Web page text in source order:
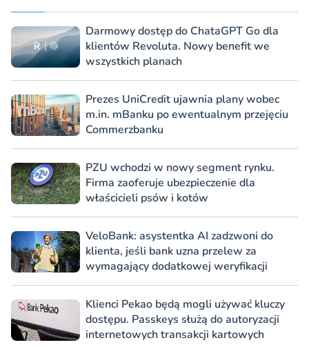
Darmowy dostęp do ChataGPT Go dla
klientów Revoluta. Nowy benefit we
wszystkich planach
Prezes UniCredit ujawnia plany wobec
m.in. mBanku po ewentualnym przejęciu
Commerzbanku
PZU wchodzi w nowy segment rynku.
Firma zaoferuje ubezpieczenie dla
właścicieli psów i kotów
VeloBank: asystentka AI zadzwoni do
klienta, jeśli bank uzna przelew za
wymagający dodatkowej weryfikacji
Klienci Pekao będą mogli używać kluczy
dostępu. Passkeys służą do autoryzacji
internetowych transakcji kartowych